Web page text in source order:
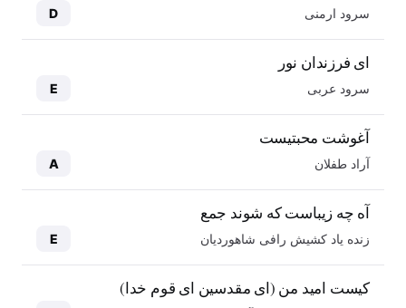
سرود ارمنی D
ای فرزندان نور
سرود عربی E
آغوشت محبتیست
آراد طفلان A
آه چه زیباست که شوند جمع
زنده یاد کشیش رافی شاهوردیان E
کیست امید من (ای مقدسین ای قوم خدا)